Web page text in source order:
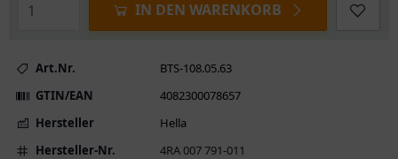
IN DEN WARENKORB
Art.Nr.
BTS-108.05.63
GTIN/EAN
4082300078657
Hersteller
Hella
Hersteller-Nr.
4RA 007 791-011